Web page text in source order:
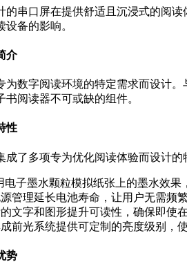
的串口屏在提供舒适且沉浸式的阅
备的影响。
介
为数字阅读环境的特定需求而设计
阅读器不可或缺的组件。
性
成了多项专为优化阅读体验而设计的
电子墨水颗粒模拟纸张上的墨水效
源管理延长电池寿命，让用户无需频
的文字和图形提升可读性，确保即使
成前光系统提供可定制的亮度级别，
势